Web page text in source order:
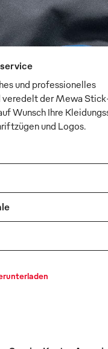
und professionelles
veredelt der Mewa
Wunsch Ihre
und Logos.